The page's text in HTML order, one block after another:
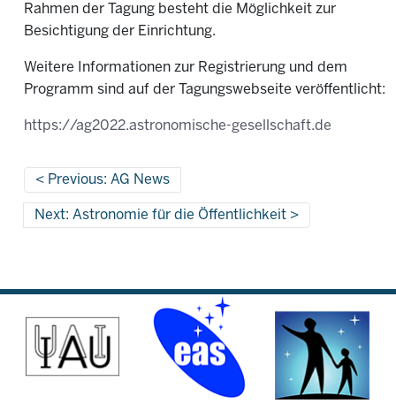
Rahmen der Tagung besteht die Möglichkeit zur
Besichtigung der Einrichtung.
Weitere Informationen zur Registrierung und dem
Programm sind auf der Tagungswebseite veröffentlicht:
https://ag2022.astronomische-gesellschaft.de
Previous: AG News
Next: Astronomie für die Öffentlichkeit